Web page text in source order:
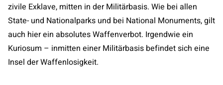
zivile Exklave, mitten in der Militärbasis. Wie bei allen
State- und Nationalparks und bei National Monuments, gilt
auch hier ein absolutes Waffenverbot. Irgendwie ein
Kuriosum – inmitten einer Militärbasis befindet sich eine
Insel der Waffenlosigkeit.